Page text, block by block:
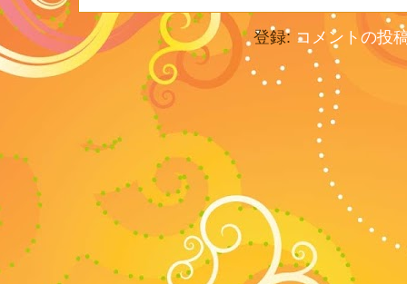
登録: コメントの投